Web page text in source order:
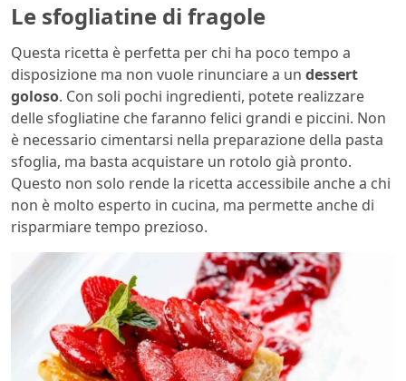
Le sfogliatine di fragole
Questa ricetta è perfetta per chi ha poco tempo a
disposizione ma non vuole rinunciare a un dessert
goloso. Con soli pochi ingredienti, potete realizzare
delle sfogliatine che faranno felici grandi e piccini. Non
è necessario cimentarsi nella preparazione della pasta
sfoglia, ma basta acquistare un rotolo già pronto.
Questo non solo rende la ricetta accessibile anche a chi
non è molto esperto in cucina, ma permette anche di
risparmiare tempo prezioso.